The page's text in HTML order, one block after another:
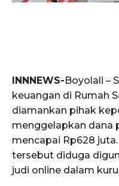
INNNEWS-Boyolali –
keuangan di Rumah
diamankan pihak
menggelapkan dana
mencapai Rp628
tersebut diduga
judi online dalam